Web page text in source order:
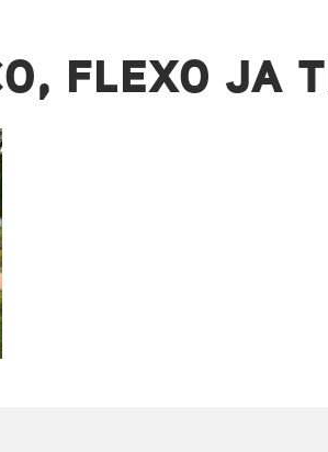
FLEXO JA